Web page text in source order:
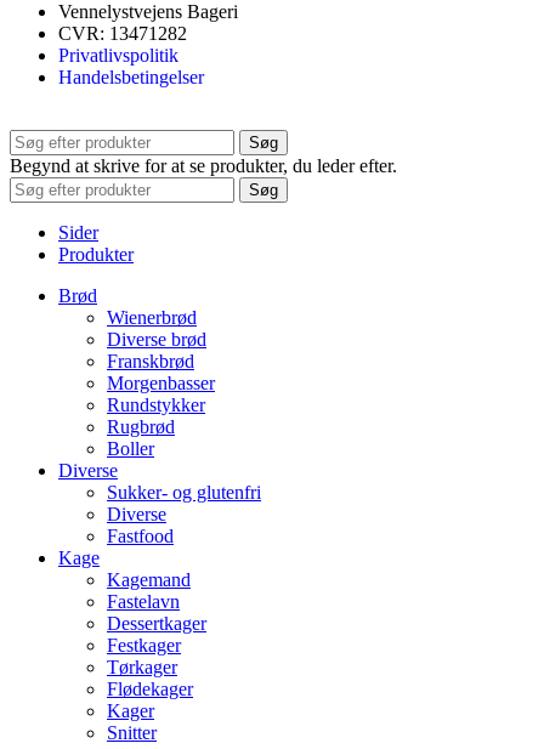
Vennelystvejens Bageri
CVR: 13471282
Privatlivspolitik
Handelsbetingelser
Søg
Begynd at skrive for at se produkter, du leder efter.
Søg
Sider
Produkter
Brød
Wienerbrød
Diverse brød
Franskbrød
Morgenbasser
Rundstykker
Rugbrød
Boller
Diverse
Sukker- og glutenfri
Diverse
Fastfood
Kage
Kagemand
Fastelavn
Dessertkager
Festkager
Tørkager
Flødekager
Kager
Snitter